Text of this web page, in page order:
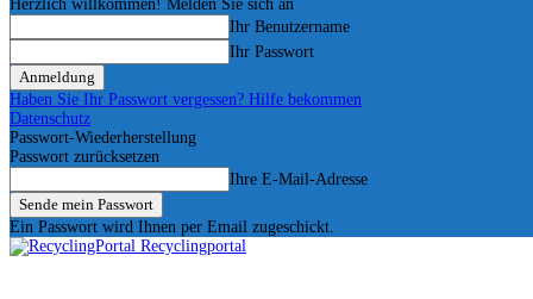
Herzlich willkommen! Melden Sie sich an
Ihr Benutzername
Ihr Passwort
Haben Sie Ihr Passwort vergessen? Hilfe bekommen
Datenschutz
Passwort-Wiederherstellung
Passwort zurücksetzen
Ihre E-Mail-Adresse
Ein Passwort wird Ihnen per Email zugeschickt.
Recyclingportal